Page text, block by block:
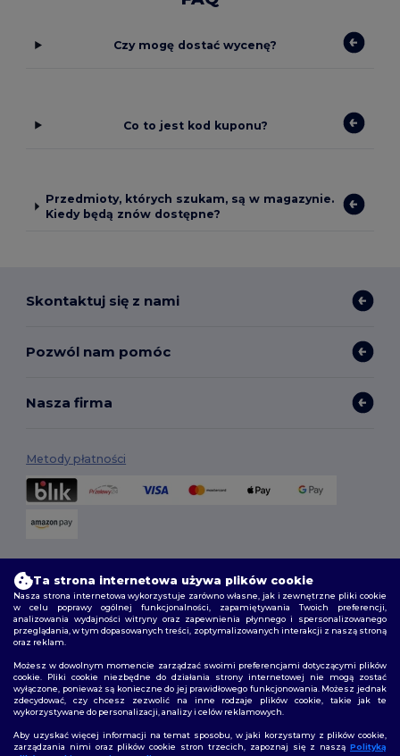
Czy mogę dostać wycenę?
Co to jest kod kuponu?
Przedmioty, których szukam, są w magazynie.
Kiedy będą znów dostępne?
Skontaktuj się z nami
Pozwól nam pomóc
Nasza firma
Metody płatności
Śledź nas
Ta strona internetowa używa plików cookie
Nasza strona internetowa wykorzystuje zarówno własne, jak i zewnętrzne pliki cookie
w celu poprawy ogólnej funkcjonalności, zapamiętywania Twoich preferencji,
analizowania wydajności witryny oraz zapewnienia płynnego i spersonalizowanego
przeglądania, w tym dopasowanych treści, zoptymalizowanych interakcji z naszą stroną
oraz reklam.
Możesz w dowolnym momencie zarządzać swoimi preferencjami dotyczącymi plików
cookie. Pliki cookie niezbędne do działania strony internetowej nie mogą zostać
wyłączone, ponieważ są konieczne do jej prawidłowego funkcjonowania. Możesz jednak
zdecydować, czy chcesz zezwolić na inne rodzaje plików cookie, takie jak te
wykorzystywane do personalizacji, analizy i celów reklamowych.
Aby uzyskać więcej informacji na temat sposobu, w jaki korzystamy z plików cookie,
zarządzania nimi oraz plików cookie stron trzecich, zapoznaj się z naszą Polityką